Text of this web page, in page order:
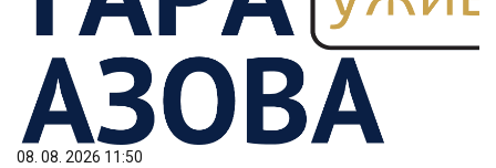
08. 08. 2026 11:50